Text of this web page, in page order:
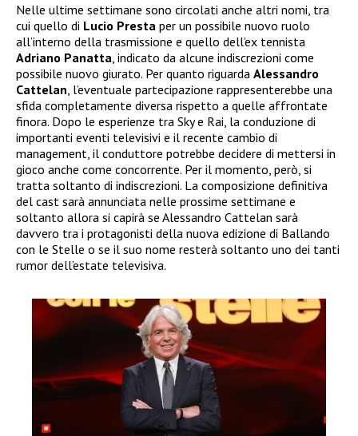
Nelle ultime settimane sono circolati anche altri nomi, tra
cui quello di Lucio Presta per un possibile nuovo ruolo
all’interno della trasmissione e quello dell’ex tennista
Adriano Panatta , indicato da alcune indiscrezioni come
possibile nuovo giurato. Per quanto riguarda Alessandro
Cattelan , l’eventuale partecipazione rappresenterebbe una
sfida completamente diversa rispetto a quelle affrontate
finora. Dopo le esperienze tra Sky e Rai, la conduzione di
importanti eventi televisivi e il recente cambio di
management, il conduttore potrebbe decidere di mettersi in
gioco anche come concorrente. Per il momento, però, si
tratta soltanto di indiscrezioni. La composizione definitiva
del cast sarà annunciata nelle prossime settimane e
soltanto allora si capirà se Alessandro Cattelan sarà
davvero tra i protagonisti della nuova edizione di Ballando
con le Stelle o se il suo nome resterà soltanto uno dei tanti
rumor dell’estate televisiva.